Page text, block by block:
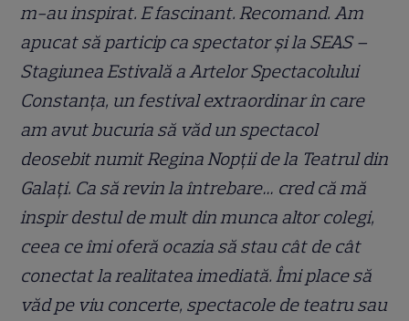
m-au inspirat. E fascinant. Recomand. Am
apucat să particip ca spectator și la SEAS –
Stagiunea Estivală a Artelor Spectacolului
Constanța, un festival extraordinar în care
am avut bucuria să văd un spectacol
deosebit numit Regina Nopții de la Teatrul din
Galați. Ca să revin la întrebare… cred că mă
inspir destul de mult din munca altor colegi,
ceea ce îmi oferă ocazia să stau cât de cât
conectat la realitatea imediată. Îmi place să
văd pe viu concerte, spectacole de teatru sau